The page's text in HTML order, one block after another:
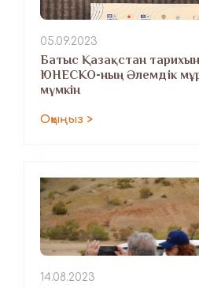
05.09.2023
Батыс Қазақстан
ЮНЕСКО-ның Әлемдік мұра
мүмкін
Оқыңыз >
14.08.2023